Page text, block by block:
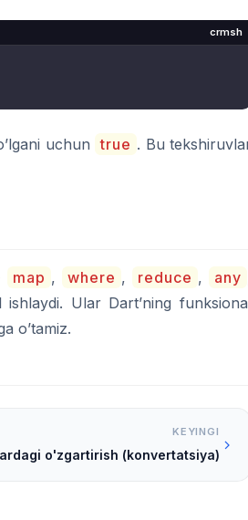
crmsh
uchun true . Bu
map , where , reduce , any
Ular Dart’ning
o’tamiz.
KEYINGI
o'zgartirish (konvertatsiya)